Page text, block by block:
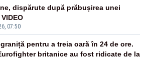
07:50
dispărute după prăbușirea unei
pentru a treia oară în 24 de ore.
britanice au fost ridicate de la